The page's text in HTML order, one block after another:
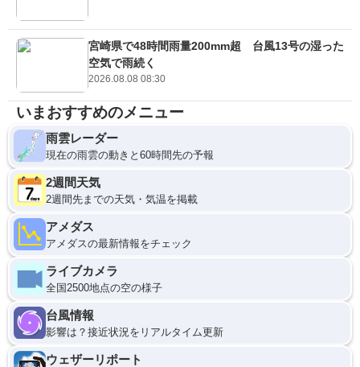
宮崎県で48時間雨量200mm超 台風13号の湿った
空気で雨続く
2026.08.08 08:30
いまおすすめのメニュー
雨雲レーダー
現在の雨雲の動きと60時間先の予報
2週間天気
2週間先までの天気・気温を掲載
アメダス
アメダスの最新情報をチェック
ライブカメラ
全国2500地点の空の様子
台風情報
影響は？接近状況をリアルタイム更新
ウェザーリポート